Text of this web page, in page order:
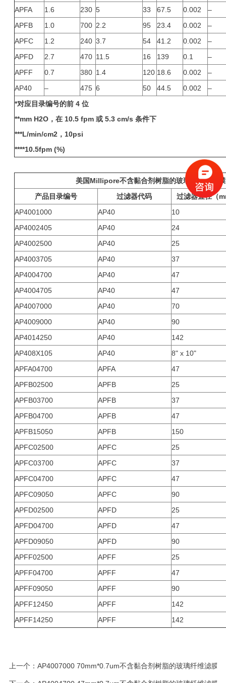
APFA 1.6 230 5 33 67.5 0.002
–
APFB
1.0 700 2.2 95 23.4 0.002
–
APFC
1.2 240 3.7 54 41.2 0.002
–
APFD
2.7 470 11.5 16 139 0.1
–
APFF
0.7 380 1.4 120 18.6 0.002
–
AP40
– 475 6 50 44.5 0.002
–
*对应目录编号的前 4 位
**mm H2O，在 10.5 fpm 或 5.3 cm/s 条件下
***L/min/cm2，10psi
****10.5fpm (%)
美国Millipore不含黏合剂树脂的玻璃纤维过滤
产品目录编号
过滤器代码
过滤器直径（
AP4001000
AP40
10
AP4002405
AP40
24
AP4002500
AP40
25
AP4003705
AP40
37
AP4004700
AP40
47
AP4004705
AP40
47
AP4007000
AP40
70
AP4009000
AP40
90
AP4014250
AP40
142
AP408X105
AP40
8" x 10"
APFA04700
APFA
47
APFB02500
APFB
25
APFB03700
APFB
37
APFB04700
APFB
47
APFB15050
APFB
150
APFC02500
APFC
25
APFC03700
APFC
37
APFC04700
APFC
47
APFC09050
APFC
90
APFD02500
APFD
25
APFD04700
APFD
47
APFD09050
APFD
90
APFF02500
APFF
25
APFF04700
APFF
47
APFF09050
APFF
90
APFF12450
APFF
142
APFF14250
APFF 142
上一个： AP4007000 70mm*0.7um不含黏合剂树脂的玻璃纤维滤膜